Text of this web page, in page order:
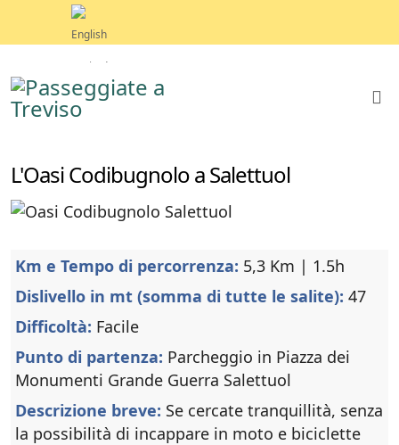
L'Oasi Codibugnolo a Salettuol
Km e Tempo di percorrenza: 5,3 Km | 1.5h
Dislivello in mt (somma di tutte le salite): 47
Difficoltà: Facile
Punto di partenza: Parcheggio in Piazza dei
Monumenti Grande Guerra Salettuol
Descrizione breve: Se cercate tranquillità, senza
la possibilità di incappare in moto e biciclette